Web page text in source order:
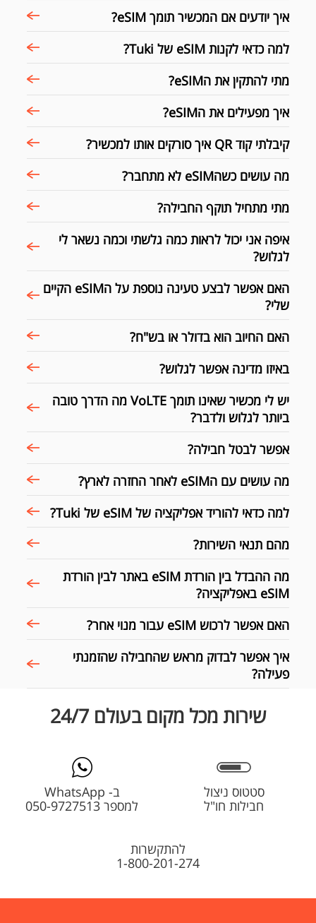
איך יודעים אם המכשיר תומך eSIM?
למה כדאי לקנות eSIM של Tuki?
מתי להתקין את הeSIM?
איך מפעילים את הeSIM?
קיבלתי קוד QR איך סורקים אותו למכשיר?
מה עושים כשהeSIM לא מתחבר?
מתי מתחיל תוקף החבילה?
איפה אני יכול לראות כמה גלשתי וכמה נשאר לי
לגלוש?
האם אפשר לבצע טעינה נוספת על הeSIM הקיים
שלי?
האם החיוב הוא בדולר או בש"ח?
באיזו מדינה אפשר לגלוש?
יש לי מכשיר שאינו תומך VoLTE מה הדרך טובה
ביותר לגלוש ולדבר?
אפשר לבטל חבילה?
מה עושים עם הeSIM לאחר החזרה לארץ?
למה כדאי להוריד אפליקציה של eSIM של Tuki?
מהם תנאי השירות?
מה ההבדל בין הורדת eSIM באתר לבין הורדת
eSIM באפליקציה?
האם אפשר לרכוש eSIM עבור מנוי אחר?
איך אפשר לבדוק מראש שהחבילה שהזמנתי
פעילה?
שירות מכל מקום בעולם 24/7
סטטוס ניצול
חבילות חו"ל
ב- WhatsApp
למספר 050-9727513
להתקשרות
1-800-201-274